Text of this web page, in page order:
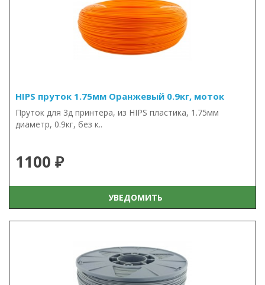
HIPS пруток 1.75мм Оранжевый 0.9кг, моток
Пруток для 3д принтера, из HIPS пластика, 1.75мм
диаметр, 0.9кг, без к..
1100 ₽
УВЕДОМИТЬ